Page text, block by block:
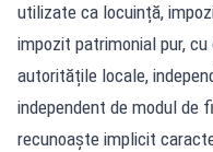
utilizate ca locuință,
impozit patrimonial pur,
autoritățile locale,
independent de modul de
recunoaște implicit